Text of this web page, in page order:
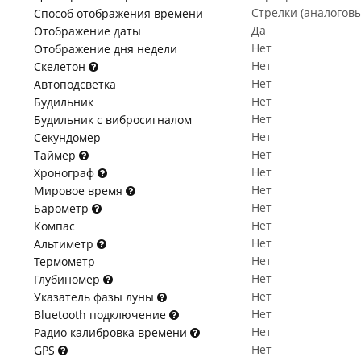
Способ отображения времени
Стрелки
Отображение даты
Да
Отображение дня недели
Нет
Скелетон
Нет
Автоподсветка
Нет
Будильник
Нет
Будильник с вибросигналом
Нет
Секундомер
Нет
Таймер
Нет
Хронограф
Нет
Мировое время
Нет
Барометр
Нет
Компас
Нет
Альтиметр
Нет
Термометр
Нет
Глубиномер
Нет
Указатель фазы луны
Нет
Bluetooth подключение
Нет
Радио калибровка времени
Нет
GPS
Нет